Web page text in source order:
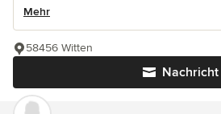
Mehr
Nachricht
58456 Witten